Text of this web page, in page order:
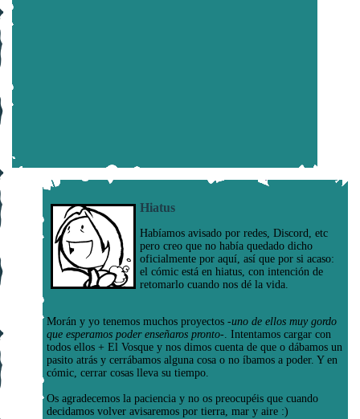
Hiatus
Habíamos avisado por redes, Discord, etc
pero creo que no había quedado dicho
oficialmente por aquí, así que por si acaso:
el cómic está en hiatus, con intención de
retomarlo cuando nos dé la vida.
Morán y yo tenemos muchos proyectos -uno de ellos muy gordo
que esperamos poder enseñaros pronto-. Intentamos cargar con
todos ellos + El Vosque y nos dimos cuenta de que o dábamos un
pasito atrás y cerrábamos alguna cosa o no íbamos a poder. Y en
cómic, cerrar cosas lleva su tiempo.
Os agradecemos la paciencia y no os preocupéis que cuando
decidamos volver avisaremos por tierra, mar y aire :)